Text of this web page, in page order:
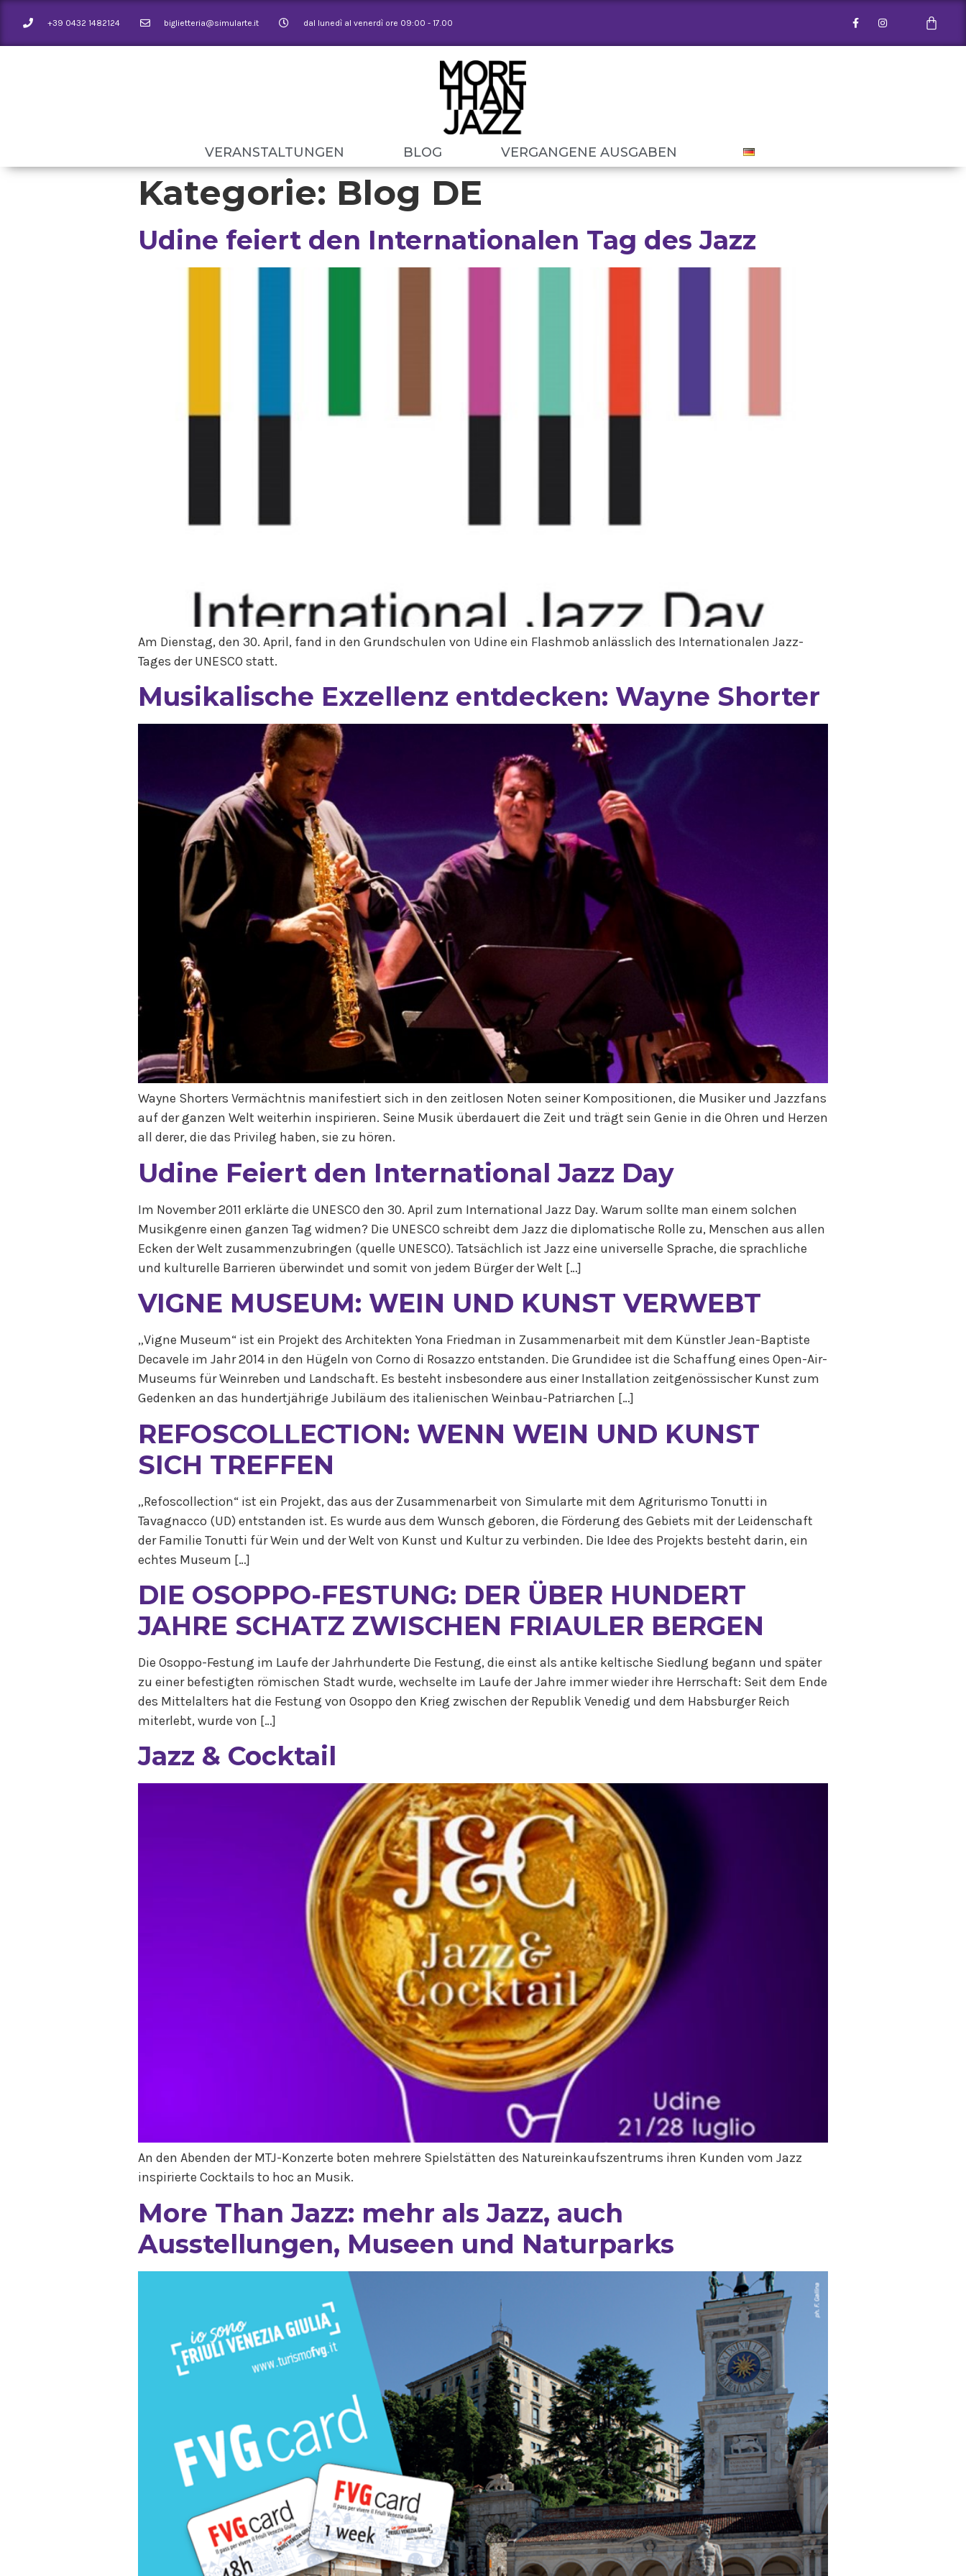
+39 0432 1482124 biglietteria@simularte.it dal lunedì al venerdì ore 09:00 - 17.00
VERANSTALTUNGEN BLOG VERGANGENE AUSGABEN
Kategorie: Blog DE
Udine feiert den Internationalen Tag des Jazz
Am Dienstag, den 30. April, fand in den Grundschulen von Udine ein Flashmob anlässlich des Internationalen Jazz-
Tages der UNESCO statt.
Musikalische Exzellenz entdecken: Wayne Shorter
Wayne Shorters Vermächtnis manifestiert sich in den zeitlosen Noten seiner Kompositionen, die Musiker und Jazzfans
auf der ganzen Welt weiterhin inspirieren. Seine Musik überdauert die Zeit und trägt sein Genie in die Ohren und Herzen
all derer, die das Privileg haben, sie zu hören.
Udine Feiert den International Jazz Day
Im November 2011 erklärte die UNESCO den 30. April zum International Jazz Day. Warum sollte man einem solchen
Musikgenre einen ganzen Tag widmen? Die UNESCO schreibt dem Jazz die diplomatische Rolle zu, Menschen aus allen
Ecken der Welt zusammenzubringen (quelle UNESCO). Tatsächlich ist Jazz eine universelle Sprache, die sprachliche
und kulturelle Barrieren überwindet und somit von jedem Bürger der Welt […]
VIGNE MUSEUM: WEIN UND KUNST VERWEBT
„Vigne Museum“ ist ein Projekt des Architekten Yona Friedman in Zusammenarbeit mit dem Künstler Jean-Baptiste
Decavele im Jahr 2014 in den Hügeln von Corno di Rosazzo entstanden. Die Grundidee ist die Schaffung eines Open-Air-
Museums für Weinreben und Landschaft. Es besteht insbesondere aus einer Installation zeitgenössischer Kunst zum
Gedenken an das hundertjährige Jubiläum des italienischen Weinbau-Patriarchen […]
REFOSCOLLECTION: WENN WEIN UND KUNST
SICH TREFFEN
„Refoscollection“ ist ein Projekt, das aus der Zusammenarbeit von Simularte mit dem Agriturismo Tonutti in
Tavagnacco (UD) entstanden ist. Es wurde aus dem Wunsch geboren, die Förderung des Gebiets mit der Leidenschaft
der Familie Tonutti für Wein und der Welt von Kunst und Kultur zu verbinden. Die Idee des Projekts besteht darin, ein
echtes Museum […]
DIE OSOPPO-FESTUNG: DER ÜBER HUNDERT
JAHRE SCHATZ ZWISCHEN FRIAULER BERGEN
Die Osoppo-Festung im Laufe der Jahrhunderte Die Festung, die einst als antike keltische Siedlung begann und später
zu einer befestigten römischen Stadt wurde, wechselte im Laufe der Jahre immer wieder ihre Herrschaft: Seit dem Ende
des Mittelalters hat die Festung von Osoppo den Krieg zwischen der Republik Venedig und dem Habsburger Reich
miterlebt, wurde von […]
Jazz & Cocktail
An den Abenden der MTJ-Konzerte boten mehrere Spielstätten des Natureinkaufszentrums ihren Kunden vom Jazz
inspirierte Cocktails to hoc an Musik.
More Than Jazz: mehr als Jazz, auch
Ausstellungen, Museen und Naturparks